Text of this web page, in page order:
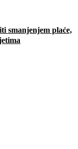
smanjenjem plaće,